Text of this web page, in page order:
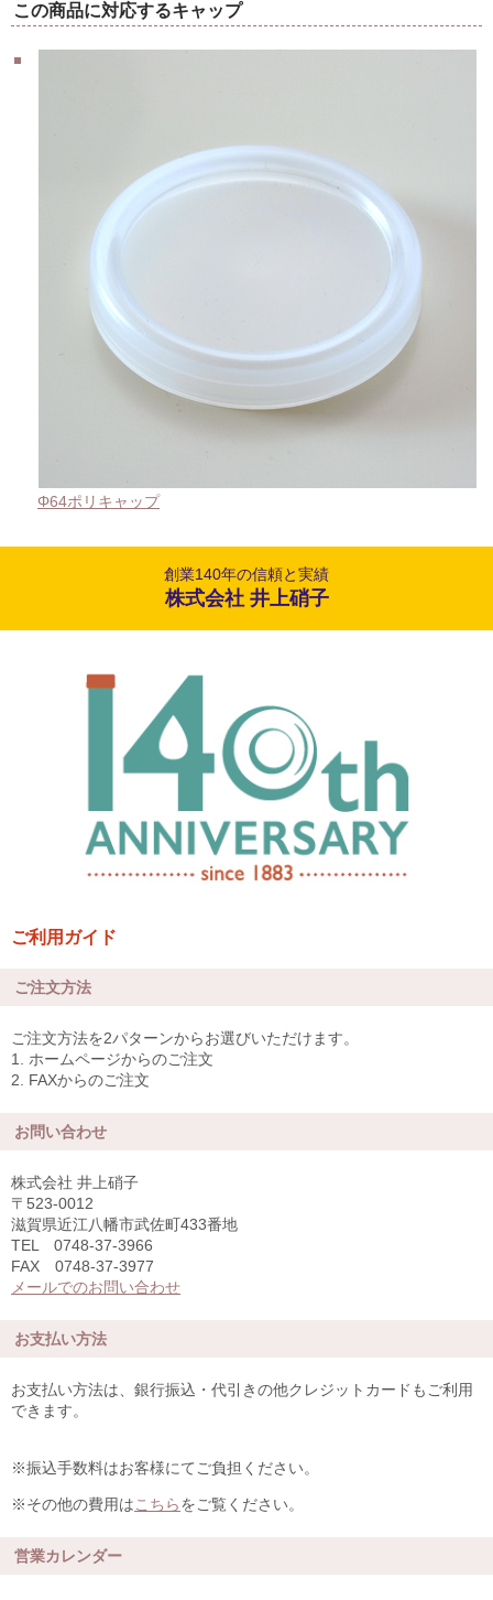
この商品に対応するキャップ
Φ64ポリキャップ
創業140年の信頼と実績
株式会社 井上硝子
ご利用ガイド
ご注文方法
ご注文方法を2パターンからお選びいただけます。
1. ホームページからのご注文
2. FAXからのご注文
お問い合わせ
株式会社 井上硝子
〒523-0012
滋賀県近江八幡市武佐町433番地
TEL 0748-37-3966
FAX 0748-37-3977
メールでのお問い合わせ
お支払い方法
お支払い方法は、銀行振込・代引きの他クレジットカードもご利用
できます。
※振込手数料はお客様にてご負担ください。
※その他の費用はこちらをご覧ください。
営業カレンダー